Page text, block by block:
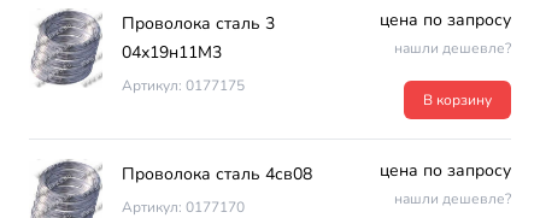
Проволока сталь 3
04х19н11М3
Артикул: 0177175
цена по запросу
нашли дешевле?
В корзину
Проволока сталь 4св08
Артикул: 0177170
цена по запросу
нашли дешевле?